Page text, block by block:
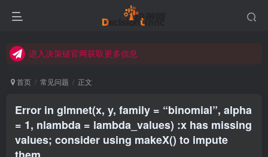
进入决策链Wiki获取官方使用指南
进入决策链官网获取更多信息
关注Bilibili官方视频号获取更多教程
首页 常见问题 正文
Error in glmnet(x, y, family = “binomial”, alpha
= 1, nlambda = lambda_values) :x has missing
values; consider using makeX() to impute